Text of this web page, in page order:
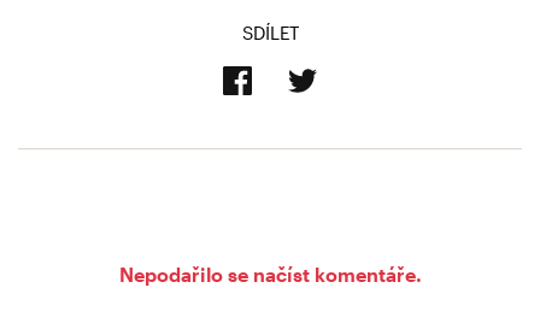
SDÍLET
Nepodařilo se načíst komentáře.